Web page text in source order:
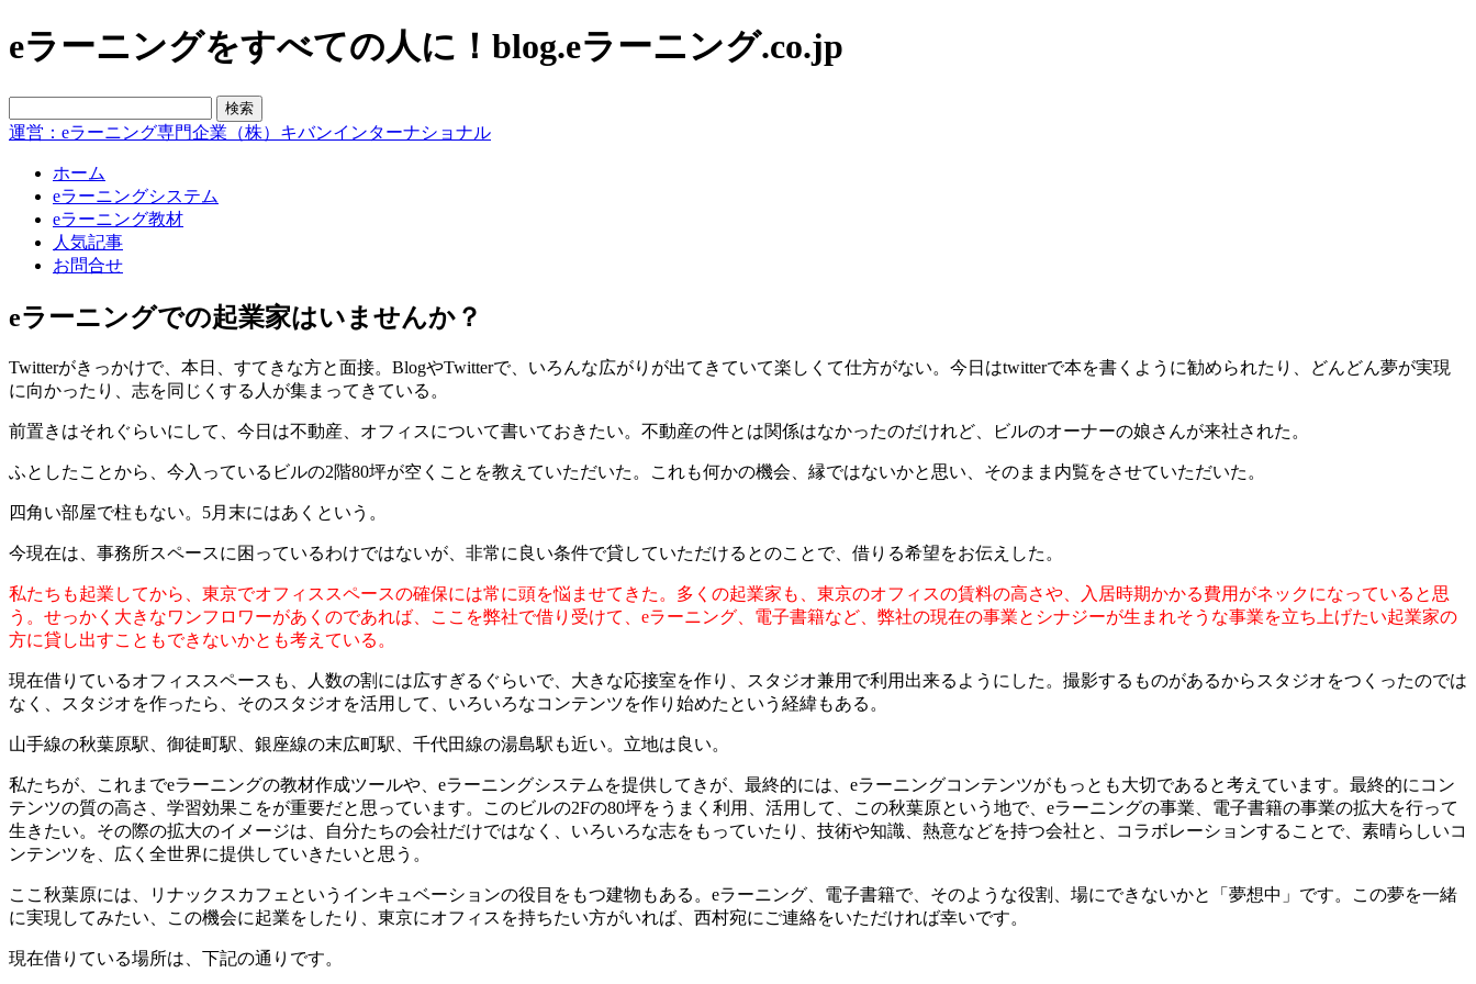
eラーニングをすべての人に！blog.eラーニング.co.jp
運営：eラーニング専門企業（株）キバンインターナショナル
ホーム
eラーニングシステム
eラーニング教材
人気記事
お問合せ
eラーニングでの起業家はいませんか？
Twitterがきっかけで、本日、すてきな方と面接。BlogやTwitterで、いろんな広がりが出てきていて楽しくて仕方がない。今日はtwitterで本を書くように勧められたり、どんどん夢が実現
に向かったり、志を同じくする人が集まってきている。
前置きはそれぐらいにして、今日は不動産、オフィスについて書いておきたい。不動産の件とは関係はなかったのだけれど、ビルのオーナーの娘さんが来社された。
ふとしたことから、今入っているビルの2階80坪が空くことを教えていただいた。これも何かの機会、縁ではないかと思い、そのまま内覧をさせていただいた。
四角い部屋で柱もない。5月末にはあくという。
今現在は、事務所スペースに困っているわけではないが、非常に良い条件で貸していただけるとのことで、借りる希望をお伝えした。
私たちも起業してから、東京でオフィススペースの確保には常に頭を悩ませてきた。多くの起業家も、東京のオフィスの賃料の高さや、入居時期かかる費用がネックになっていると思
う。せっかく大きなワンフロワーがあくのであれば、ここを弊社で借り受けて、eラーニング、電子書籍など、弊社の現在の事業とシナジーが生まれそうな事業を立ち上げたい起業家の
方に貸し出すこともできないかとも考えている。
現在借りているオフィススペースも、人数の割には広すぎるぐらいで、大きな応接室を作り、スタジオ兼用で利用出来るようにした。撮影するものがあるからスタジオをつくったのでは
なく、スタジオを作ったら、そのスタジオを活用して、いろいろなコンテンツを作り始めたという経緯もある。
山手線の秋葉原駅、御徒町駅、銀座線の末広町駅、千代田線の湯島駅も近い。立地は良い。
私たちが、これまでeラーニングの教材作成ツールや、eラーニングシステムを提供してきが、最終的には、eラーニングコンテンツがもっとも大切であると考えています。最終的にコン
テンツの質の高さ、学習効果こをが重要だと思っています。このビルの2Fの80坪をうまく利用、活用して、この秋葉原という地で、eラーニングの事業、電子書籍の事業の拡大を行って
生きたい。その際の拡大のイメージは、自分たちの会社だけではなく、いろいろな志をもっていたり、技術や知識、熱意などを持つ会社と、コラボレーションすることで、素晴らしいコ
ンテンツを、広く全世界に提供していきたいと思う。
ここ秋葉原には、リナックスカフェというインキュベーションの役目をもつ建物もある。eラーニング、電子書籍で、そのような役割、場にできないかと「夢想中」です。この夢を一緒
に実現してみたい、この機会に起業をしたり、東京にオフィスを持ちたい方がいれば、西村宛にご連絡をいただければ幸いです。
現在借りている場所は、下記の通りです。